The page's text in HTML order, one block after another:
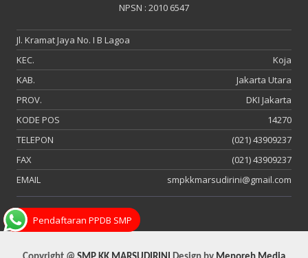
NPSN : 2010 6547
Jl. Kramat Jaya No. I B Lagoa
KEC.
Koja
KAB.
Jakarta Utara
PROV.
DKI Jakarta
KODE POS
14270
TELEPON
(021) 43909237
FAX
(021) 43909237
EMAIL
smpkkmarsudirini@gmail.com
Pendaftaran PPDB SMP